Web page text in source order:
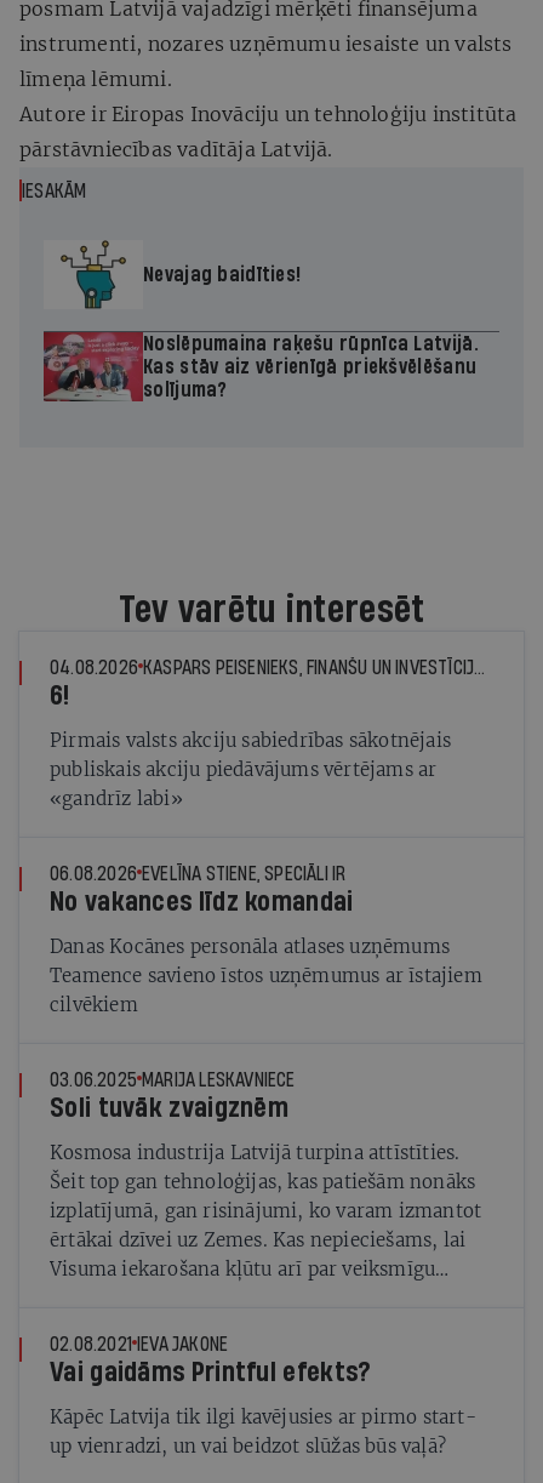
posmam Latvijā vajadzīgi mērķēti finansējuma
instrumenti, nozares uzņēmumu iesaiste un valsts
līmeņa lēmumi.
Autore ir Eiropas Inovāciju un tehnoloģiju institūta
pārstāvniecības vadītāja Latvijā.
IESAKĀM
Nevajag baidīties!
Noslēpumaina raķešu rūpnīca Latvijā.
Kas stāv aiz vērienīgā priekšvēlēšanu
solījuma?
Tev varētu interesēt
04.08.2026 KASPARS PEISENIEKS, FINANŠU UN INVESTĪCIJU EKSPERTS
6!
Pirmais valsts akciju sabiedrības sākotnējais
publiskais akciju piedāvājums vērtējams ar
«gandrīz labi»
06.08.2026 EVELĪNA STIENE, SPECIĀLI IR
No vakances līdz komandai
Danas Kocānes personāla atlases uzņēmums
Teamence savieno īstos uzņēmumus ar īstajiem
cilvēkiem
03.06.2025 MARIJA LESKAVNIECE
Soli tuvāk zvaigznēm
Kosmosa industrija Latvijā turpina attīstīties.
Šeit top gan tehnoloģijas, kas patiešām nonāks
izplatījumā, gan risinājumi, ko varam izmantot
ērtākai dzīvei uz Zemes. Kas nepieciešams, lai
Visuma iekarošana kļūtu arī par veiksmīgu
02.08.2021 IEVA JAKONE
Vai gaidāms Printful efekts?
Kāpēc Latvija tik ilgi kavējusies ar pirmo start-
up vienradzi, un vai beidzot slūžas būs vaļā?